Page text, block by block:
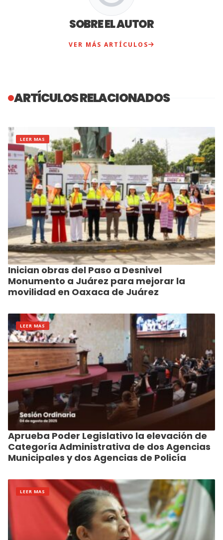
SOBRE EL AUTOR
VER MÁS ARTÍCULOS
ARTÍCULOS RELACIONADOS
LEER MAS
Inician obras del Paso a Desnivel
Monumento a Juárez para mejorar la
movilidad en Oaxaca de Juárez
LEER MAS
Aprueba Poder Legislativo la elevación de
Categoría Administrativa de dos Agencias
Municipales y dos Agencias de Policía
LEER MAS